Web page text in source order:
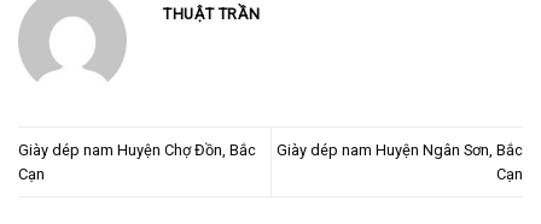
THUẬT TRẦN
Giày dép nam Huyện Chợ Đồn, Bắc
Cạn
Giày dép nam Huyện Ngân Sơn, Bắc
Cạn